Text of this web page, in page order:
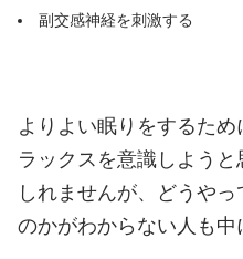
副交感神経を刺激する
よりよい眠りをするた
ラックスを意識しよう
しれませんが、どうや
のかがわからない人も中